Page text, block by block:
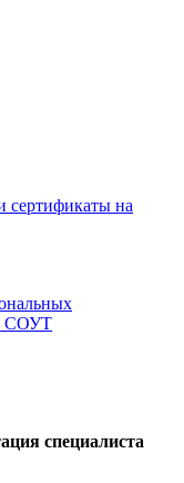
сертификаты на
СОУТ
специалиста